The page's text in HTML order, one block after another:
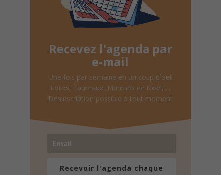
Recevez l'agenda par
e-mail
Une fois par semaine en un coup d'oeil
Lotos, Taureaux, Marchés de Noël, ...
Désinscription possible à tout moment
Recevoir l'agenda chaque